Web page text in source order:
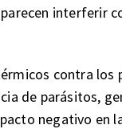
interferir
contra los
de parásitos,
negativo en